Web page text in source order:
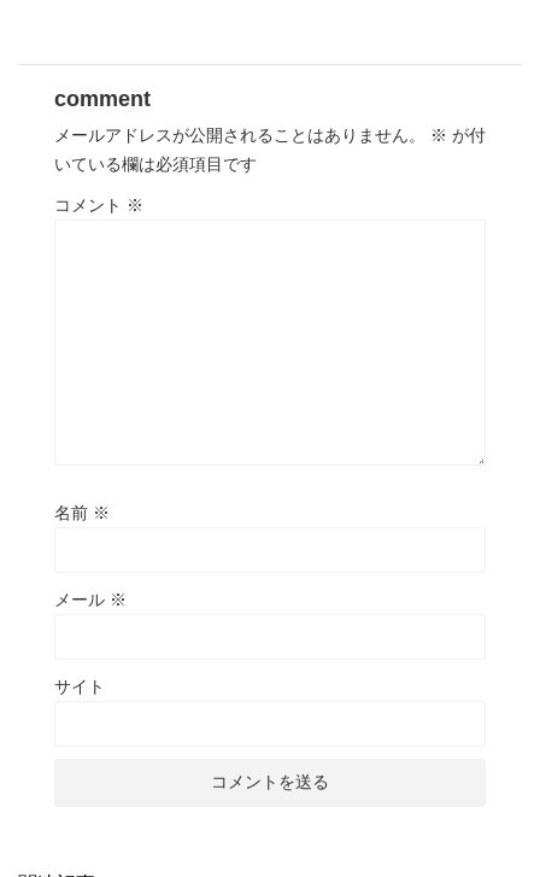
comment
メールアドレスが公開されることはありません。 ※ が付
いている欄は必須項目です
コメント ※
名前 ※
メール ※
サイト